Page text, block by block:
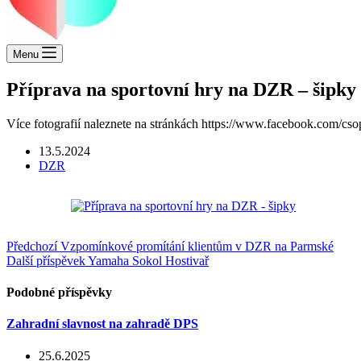
Menu
Příprava na sportovní hry na DZR – šipky
Více fotografií naleznete na stránkách https://www.facebook.com/
13.5.2024
DZR
PředchozíVzpomínkové promítání klientům v DZR na Parmské
Další příspěvekYamaha Sokol Hostivař
Podobné příspěvky
Zahradní slavnost na zahradě DPS
25.6.2025